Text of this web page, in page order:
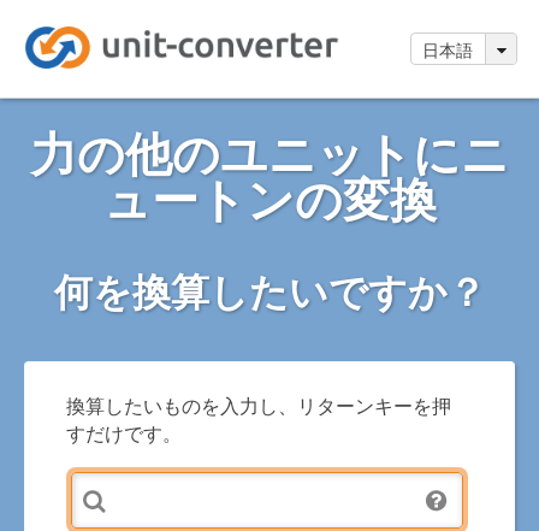
日本語
力の他のユニットにニ
ュートンの変換
何を換算したいですか？
換算したいものを入力し、リターンキーを押
すだけです。